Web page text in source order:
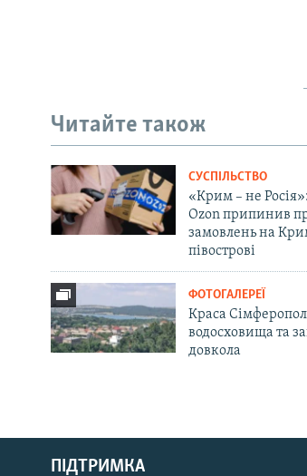
Русский
Qırımtatar
Читайте також
СУСПІЛЬСТВО
«Крим – не
Ozon припинив
замовлень на
півострові
ФОТОГАЛЕРЕЇ
Краса
водосховища та
довкола
ПІДТРИМКА